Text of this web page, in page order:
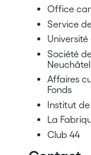
Office
Service
Société
Neuchâtel
Affaires
Fonds
Institut
La
Club 44